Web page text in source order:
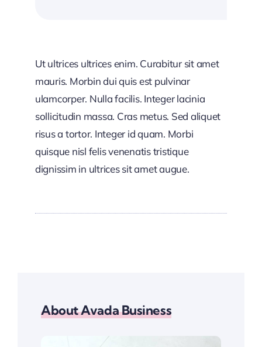
Ut ultrices ultrices enim. Curabitur sit amet
mauris. Morbin dui quis est pulvinar
ulamcorper. Nulla facilis. Integer lacinia
sollicitudin massa. Cras metus. Sed aliquet
risus a tortor. Integer id quam. Morbi
quisque nisl felis venenatis tristique
dignissim in ultrices sit amet augue.
About Avada Business